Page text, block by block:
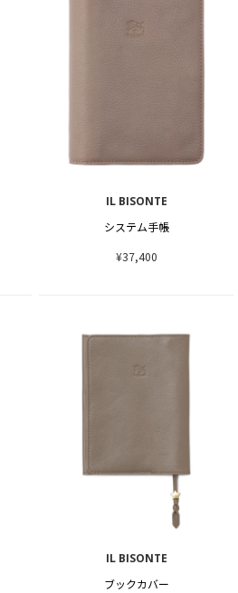
IL BISONTE
システム手帳
¥37,400
IL BISONTE
ブックカバー